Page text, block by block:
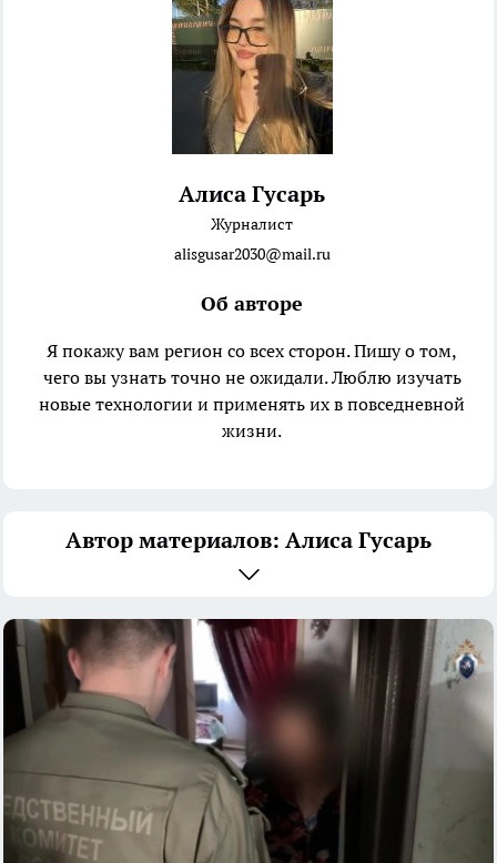
Алиса Гусарь
Журналист
alisgusar2030@mail.ru
Об авторе
Я покажу вам регион со всех сторон. Пишу о том,
чего вы узнать точно не ожидали. Люблю изучать
новые технологии и применять их в повседневной
жизни.
Автор материалов: Алиса Гусарь